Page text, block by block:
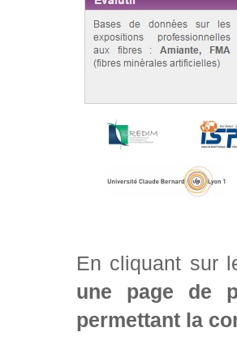
En cliquant sur
une page de
permettant la